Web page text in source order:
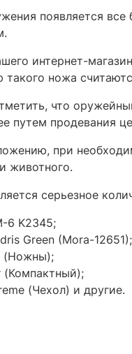
появляется
интернет-
такого ножа
что
путем продевания
при
животного.
серьезное
6 K2345;
Green (Mora-12651);
(Ножны);
(Чехол) и другие.